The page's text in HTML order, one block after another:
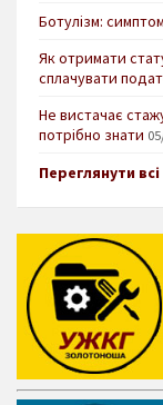
Ботулізм:
Як отримати
сплачувати
Не вистачає
потрібно знати
Переглянути